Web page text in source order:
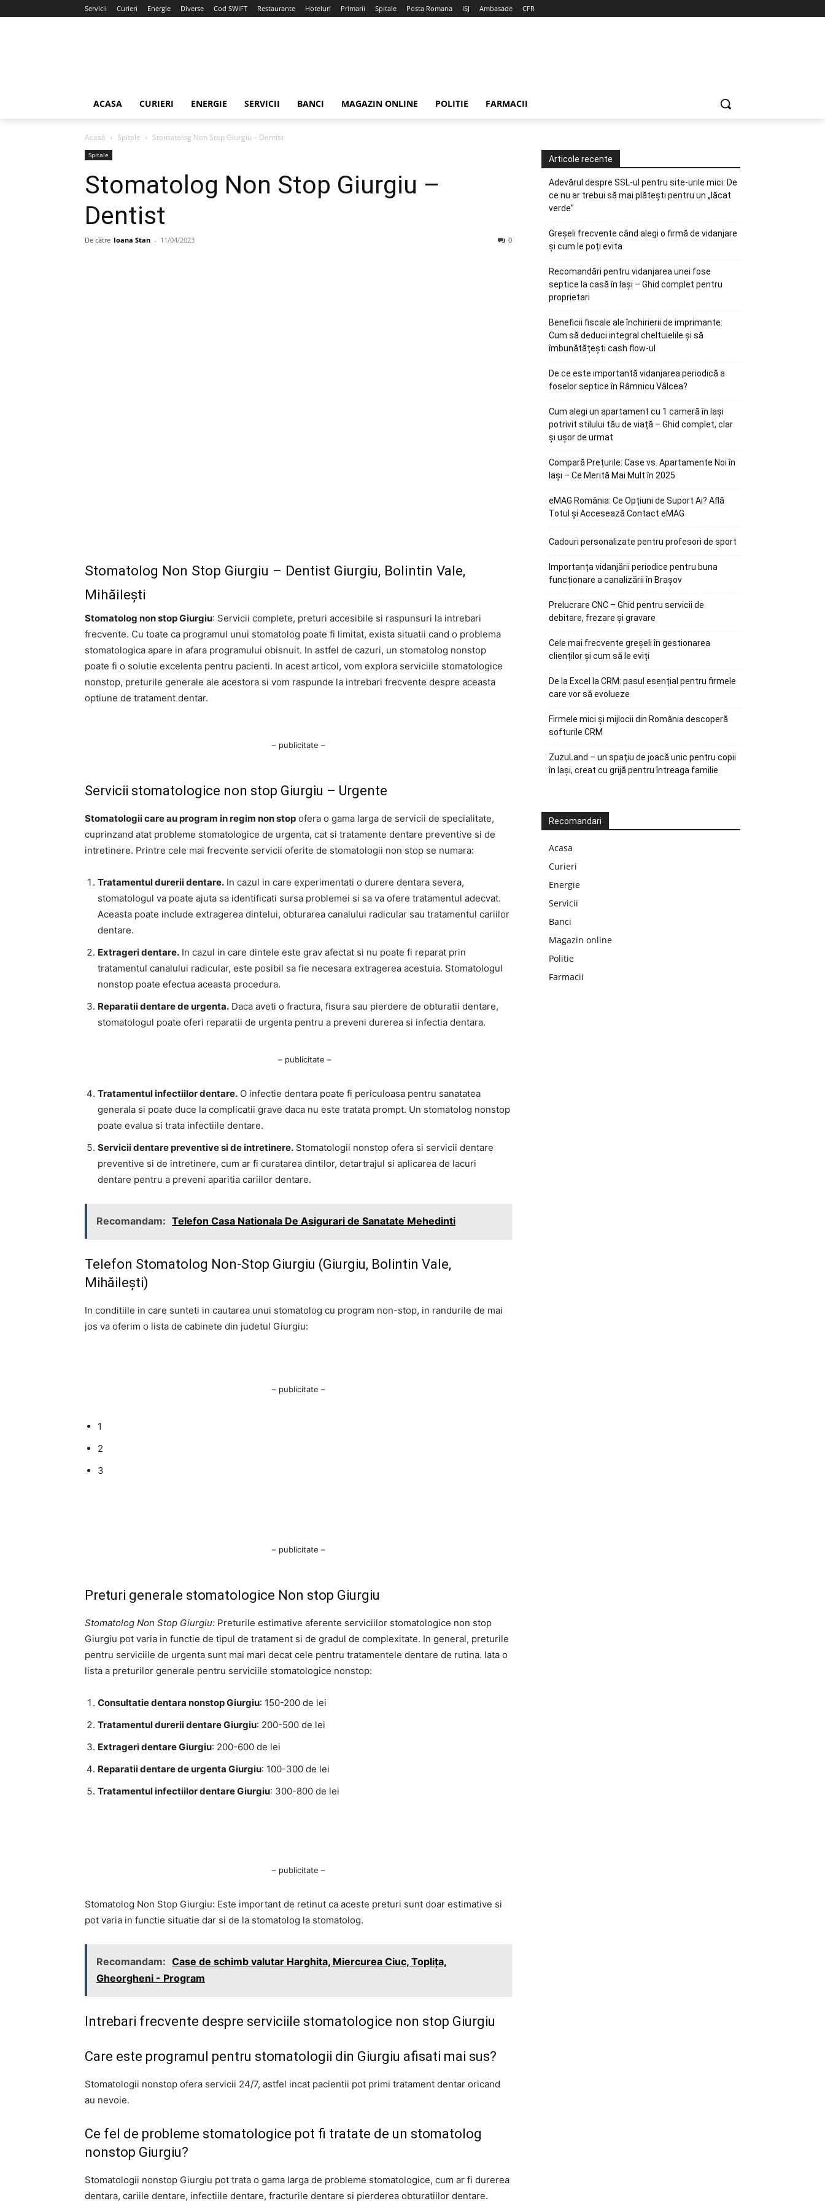
Servicii Curieri Energie Diverse Cod SWIFT Restaurante Hoteluri Primarii Spitale Posta Romana ISJ Ambasade CFR
ACASA CURIERI ENERGIE SERVICII BANCI MAGAZIN ONLINE POLITIE FARMACII
Acasă Spitale Stomatolog Non Stop Giurgiu – Dentist
Spitale
Stomatolog Non Stop Giurgiu –
Dentist
De către Ioana Stan - 11/04/2023 0
Stomatolog Non Stop Giurgiu – Dentist Giurgiu, Bolintin Vale,
Mihăilești
Stomatolog non stop Giurgiu: Servicii complete, preturi accesibile si raspunsuri la intrebari
frecvente. Cu toate ca programul unui stomatolog poate fi limitat, exista situatii cand o problema
stomatologica apare in afara programului obisnuit. In astfel de cazuri, un stomatolog nonstop
poate fi o solutie excelenta pentru pacienti. In acest articol, vom explora serviciile stomatologice
nonstop, preturile generale ale acestora si vom raspunde la intrebari frecvente despre aceasta
optiune de tratament dentar.
– publicitate –
Servicii stomatologice non stop Giurgiu – Urgente
Stomatologii care au program in regim non stop ofera o gama larga de servicii de specialitate,
cuprinzand atat probleme stomatologice de urgenta, cat si tratamente dentare preventive si de
intretinere. Printre cele mai frecvente servicii oferite de stomatologii non stop se numara:
Tratamentul durerii dentare. In cazul in care experimentati o durere dentara severa,
stomatologul va poate ajuta sa identificati sursa problemei si sa va ofere tratamentul adecvat.
Aceasta poate include extragerea dintelui, obturarea canalului radicular sau tratamentul cariilor
dentare.
Extrageri dentare. In cazul in care dintele este grav afectat si nu poate fi reparat prin
tratamentul canalului radicular, este posibil sa fie necesara extragerea acestuia. Stomatologul
nonstop poate efectua aceasta procedura.
Reparatii dentare de urgenta. Daca aveti o fractura, fisura sau pierdere de obturatii dentare,
stomatologul poate oferi reparatii de urgenta pentru a preveni durerea si infectia dentara.
– publicitate –
Tratamentul infectiilor dentare. O infectie dentara poate fi periculoasa pentru sanatatea
generala si poate duce la complicatii grave daca nu este tratata prompt. Un stomatolog nonstop
poate evalua si trata infectiile dentare.
Servicii dentare preventive si de intretinere. Stomatologii nonstop ofera si servicii dentare
preventive si de intretinere, cum ar fi curatarea dintilor, detartrajul si aplicarea de lacuri
dentare pentru a preveni aparitia cariilor dentare.
Recomandam: Telefon Casa Nationala De Asigurari de Sanatate Mehedinti
Telefon Stomatolog Non-Stop Giurgiu (Giurgiu, Bolintin Vale,
Mihăilești)
In conditiile in care sunteti in cautarea unui stomatolog cu program non-stop, in randurile de mai
jos va oferim o lista de cabinete din judetul Giurgiu:
– publicitate –
1
2
3
– publicitate –
Preturi generale stomatologice Non stop Giurgiu
Stomatolog Non Stop Giurgiu: Preturile estimative aferente serviciilor stomatologice non stop
Giurgiu pot varia in functie de tipul de tratament si de gradul de complexitate. In general, preturile
pentru serviciile de urgenta sunt mai mari decat cele pentru tratamentele dentare de rutina. Iata o
lista a preturilor generale pentru serviciile stomatologice nonstop:
Consultatie dentara nonstop Giurgiu: 150-200 de lei
Tratamentul durerii dentare Giurgiu: 200-500 de lei
Extrageri dentare Giurgiu: 200-600 de lei
Reparatii dentare de urgenta Giurgiu: 100-300 de lei
Tratamentul infectiilor dentare Giurgiu: 300-800 de lei
– publicitate –
Stomatolog Non Stop Giurgiu: Este important de retinut ca aceste preturi sunt doar estimative si
pot varia in functie situatie dar si de la stomatolog la stomatolog.
Recomandam: Case de schimb valutar Harghita, Miercurea Ciuc, Toplița,
Gheorgheni - Program
Intrebari frecvente despre serviciile stomatologice non stop Giurgiu
Care este programul pentru stomatologii din Giurgiu afisati mai sus?
Stomatologii nonstop ofera servicii 24/7, astfel incat pacientii pot primi tratament dentar oricand
au nevoie.
Ce fel de probleme stomatologice pot fi tratate de un stomatolog
nonstop Giurgiu?
Stomatologii nonstop Giurgiu pot trata o gama larga de probleme stomatologice, cum ar fi durerea
dentara, cariile dentare, infectiile dentare, fracturile dentare si pierderea obturatiilor dentare.
Articole recente
Adevărul despre SSL-ul pentru site-urile mici: De
ce nu ar trebui să mai plătești pentru un „lăcat
verde”
Greșeli frecvente când alegi o firmă de vidanjare
și cum le poți evita
Recomandări pentru vidanjarea unei fose
septice la casă în Iași – Ghid complet pentru
proprietari
Beneficii fiscale ale închirierii de imprimante:
Cum să deduci integral cheltuielile și să
îmbunătățești cash flow-ul
De ce este importantă vidanjarea periodică a
foselor septice în Râmnicu Vâlcea?
Cum alegi un apartament cu 1 cameră în Iași
potrivit stilului tău de viață – Ghid complet, clar
și ușor de urmat
Compară Prețurile: Case vs. Apartamente Noi în
Iași – Ce Merită Mai Mult în 2025
eMAG România: Ce Opțiuni de Suport Ai? Află
Totul și Accesează Contact eMAG
Cadouri personalizate pentru profesori de sport
Importanța vidanjării periodice pentru buna
funcționare a canalizării în Brașov
Prelucrare CNC – Ghid pentru servicii de
debitare, frezare și gravare
Cele mai frecvente greșeli în gestionarea
clienților și cum să le eviți
De la Excel la CRM: pasul esențial pentru firmele
care vor să evolueze
Firmele mici și mijlocii din România descoperă
softurile CRM
ZuzuLand – un spațiu de joacă unic pentru copii
în Iași, creat cu grijă pentru întreaga familie
Recomandari
Acasa
Curieri
Energie
Servicii
Banci
Magazin online
Politie
Farmacii